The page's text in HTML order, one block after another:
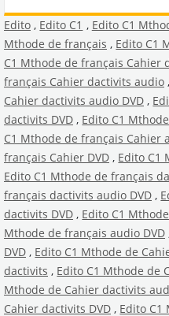
Edito , Edito C1 , Edito C1
Mthode de français , Edito C1
C1 Mthode de français Cahier
français Cahier dactivits audio ,
Cahier dactivits audio DVD ,
dactivits DVD , Edito C1
C1 Mthode de français Cahier
français Cahier DVD , Edito C1
Edito C1 Mthode de français
français dactivits audio DVD ,
dactivits DVD , Edito C1
Mthode de français audio DVD
DVD , Edito C1 Mthode de
dactivits , Edito C1 Mthode de
Mthode de Cahier dactivits
Cahier dactivits DVD , Edito C1